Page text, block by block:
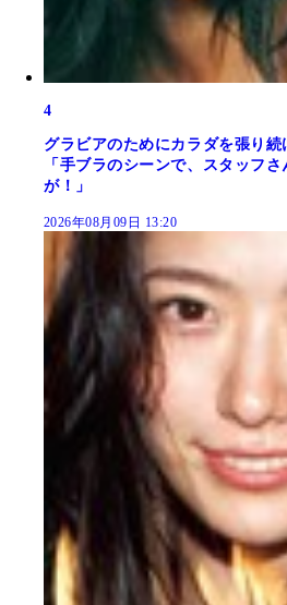
4
グラビアのためにカラダを張り
「手ブラのシーンで、スタッフ
が！」
2026年08月09日 13:20